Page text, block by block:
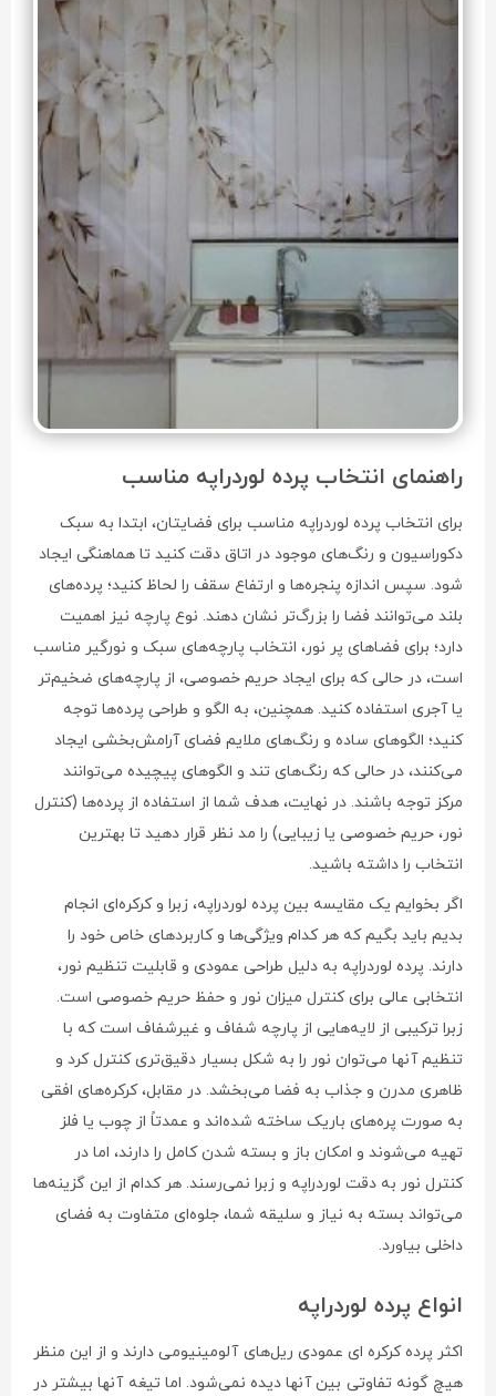
راهنمای انتخاب پرده لوردراپه مناسب
برای انتخاب پرده لوردراپه مناسب برای فضایتان، ابتدا به سبک
دکوراسیون و رنگ‌های موجود در اتاق دقت کنید تا هماهنگی ایجاد
شود. سپس اندازه پنجره‌ها و ارتفاع سقف را لحاظ کنید؛ پرده‌های
بلند می‌توانند فضا را بزرگ‌تر نشان دهند. نوع پارچه نیز اهمیت
دارد؛ برای فضاهای پر نور، انتخاب پارچه‌های سبک و نورگیر مناسب
است، در حالی که برای ایجاد حریم خصوصی، از پارچه‌های ضخیم‌تر
یا آجری استفاده کنید. همچنین، به الگو و طراحی پرده‌ها توجه
کنید؛ الگوهای ساده و رنگ‌های ملایم فضای آرامش‌بخشی ایجاد
می‌کنند، در حالی که رنگ‌های تند و الگوهای پیچیده می‌توانند
مرکز توجه باشند. در نهایت، هدف شما از استفاده از پرده‌ها (کنترل
نور، حریم خصوصی یا زیبایی) را مد نظر قرار دهید تا بهترین
انتخاب را داشته باشید.
اگر بخوایم یک مقایسه بین پرده لوردراپه، زبرا و کرکره‌ای انجام
بدیم باید بگیم که هر کدام ویژگی‌ها و کاربردهای خاص خود را
دارند. پرده لوردراپه به دلیل طراحی عمودی و قابلیت تنظیم نور،
انتخابی عالی برای کنترل میزان نور و حفظ حریم خصوصی است.
زبرا ترکیبی از لایه‌هایی از پارچه شفاف و غیرشفاف است که با
تنظیم آنها می‌توان نور را به شکل بسیار دقیق‌تری کنترل کرد و
ظاهری مدرن و جذاب به فضا می‌بخشد. در مقابل، کرکره‌های افقی
به صورت پره‌های باریک ساخته شده‌اند و عمدتاً از چوب یا فلز
تهیه می‌شوند و امکان باز و بسته شدن کامل را دارند، اما در
کنترل نور به دقت لوردراپه و زبرا نمی‌رسند. هر کدام از این گزینه‌ها
می‌تواند بسته به نیاز و سلیقه شما، جلوه‌ای متفاوت به فضای
داخلی بیاورد.
انواع پرده لوردراپه
اکثر پرده کرکره ای عمودی ریل‌های آلومینیومی دارند و از این منظر
هیچ گونه تفاوتی بین آنها دیده نمی‌شود. اما تیغه آنها بیشتر در